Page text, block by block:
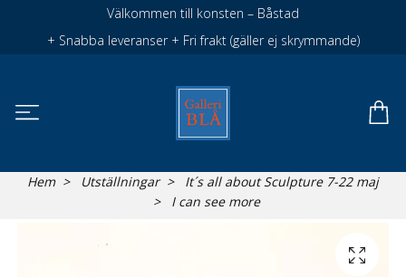
Välkommen till konsten – Båstad
+ Snabba leveranser + Fri frakt (gäller ej skrymmande)
Hem Utställningar
It´s all about Sculpture 7-22 maj
I can see more